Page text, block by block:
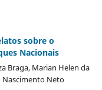
sobre o
Nacionais
Braga, Marian Helen da
Nascimento Neto